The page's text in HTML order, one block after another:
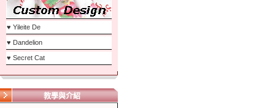
♥ Yileite De
♥ Dandelion
♥ Secret Cat
教學與介紹